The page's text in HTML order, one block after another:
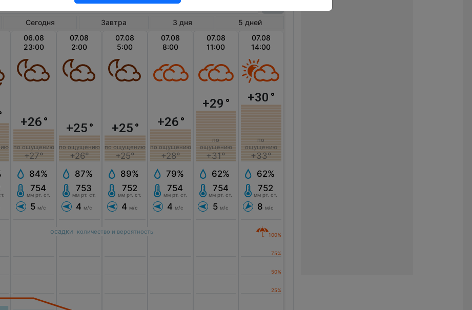
Сегодня Завтра 3 дня
5 дней
06.08
23:00
+26°
по ощущению
+27°
84%
754
мм рт. ст.
5 м/с
07.08
2:00
+25°
по ощущению
+26°
87%
753
мм рт. ст.
4 м/с
07.08
5:00
+25°
по ощущению
+25°
89%
752
мм рт. ст.
4 м/с
07.08
8:00
+26°
по ощущению
+28°
79%
754
мм рт. ст.
4 м/с
07.08
11:00
+29 °
по
ощущению
+31°
62%
754
мм рт. ст.
5 м/с
07.08
14:00
+30 °
по
ощущению
+33°
62%
752
мм рт. ст.
8 м/с
осадки количество и вероятность